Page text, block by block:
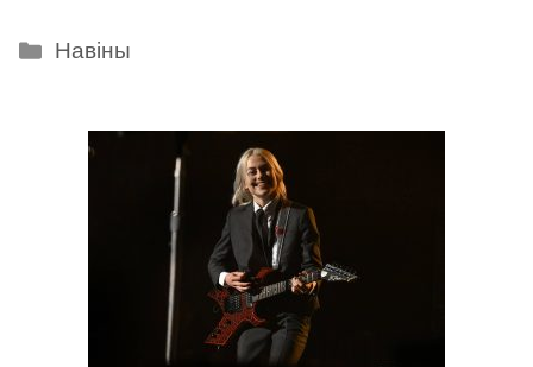
Categories
Навіны